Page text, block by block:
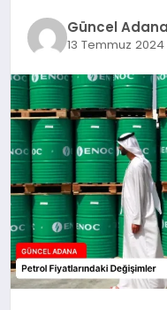
Güncel Adana
13 Temmuz 2024